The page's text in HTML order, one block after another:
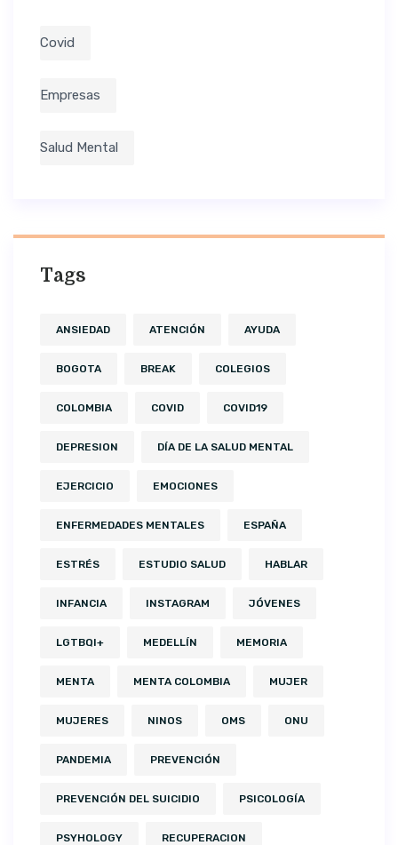
Covid
Empresas
Salud Mental
Tags
ANSIEDAD ATENCIÓN AYUDA
BOGOTA BREAK COLEGIOS
COLOMBIA COVID COVID19
DEPRESION DÍA DE LA SALUD MENTAL
EJERCICIO EMOCIONES
ENFERMEDADES MENTALES ESPAÑA
ESTRÉS ESTUDIO SALUD HABLAR
INFANCIA INSTAGRAM JÓVENES
LGTBQI+ MEDELLÍN MEMORIA
MENTA MENTA COLOMBIA MUJER
MUJERES NINOS OMS ONU
PANDEMIA PREVENCIÓN
PREVENCIÓN DEL SUICIDIO PSICOLOGÍA
PSYHOLOGY RECUPERACION